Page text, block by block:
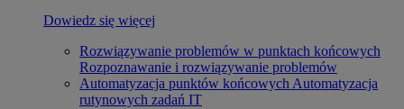
Dowiedz się więcej
Rozwiązywanie problemów w punktach końcowych
Rozpoznawanie i rozwiązywanie problemów
Automatyzacja punktów końcowych Automatyzacja
rutynowych zadań IT